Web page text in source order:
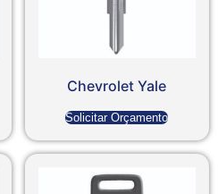
Chevrolet Yale
Solicitar Orçamento